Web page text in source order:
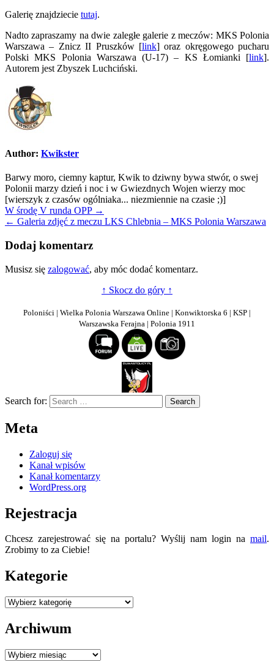
Galerię znajdziecie tutaj.
Nadto zapraszamy na dwie zaległe galerie z meczów: MKS Polonia
Warszawa – Znicz II Pruszków [link] oraz okręgowego pucharu
Polski MKS Polonia Warszawa (U-17) – KS Łomianki [link].
Autorem jest Zbyszek Luchciński.
Author: Kwikster
Barwy moro, ciemny kaptur, Kwik to dziwny bywa stwór, o swej
Polonii marzy dzień i noc i w Gwiezdnych Wojen wierzy moc
[wierszyk z czasów ogólniaka... niezmiennie na czasie ;)]
Nawigacja
wpisu
W środę V runda OPP →
← Galeria zdjęć z meczu LKS Chlebnia – MKS Polonia Warszawa
Dodaj komentarz
Musisz się zalogować, aby móc dodać komentarz.
↑ Skocz do góry ↑
Poloniści | Wielka Polonia Warszawa Online | Konwiktorska 6 | KSP |
Warszawska Ferajna | Polonia 1911
Search for:
Meta
Zaloguj się
Kanał wpisów
Kanał komentarzy
WordPress.org
Rejestracja
Chcesz zarejestrować się na portalu? Wyślij nam login na mail.
Zrobimy to za Ciebie!
Kategorie
Kategorie
Archiwum
Archiwum